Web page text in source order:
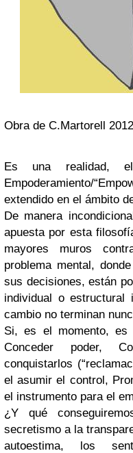
Obra de C.Martorell 2012
Es una realidad,
Empoderamiento/
extendido en el ámbito
De manera
apuesta por esta
mayores muros
problema mental,
sus decisiones, están
individual o estructural
cambio no terminan
Si, es el momento, es
Conceder poder,
conquistarlos
el asumir el control,
el instrumento para el
¿Y qué
secretismo a la
autoestima, los